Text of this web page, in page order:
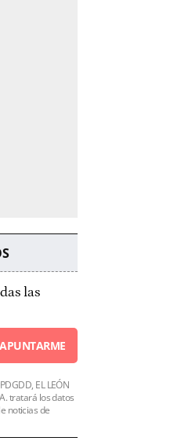
las
APUNTARME
EL LEÓN
tratará los datos
noticias de